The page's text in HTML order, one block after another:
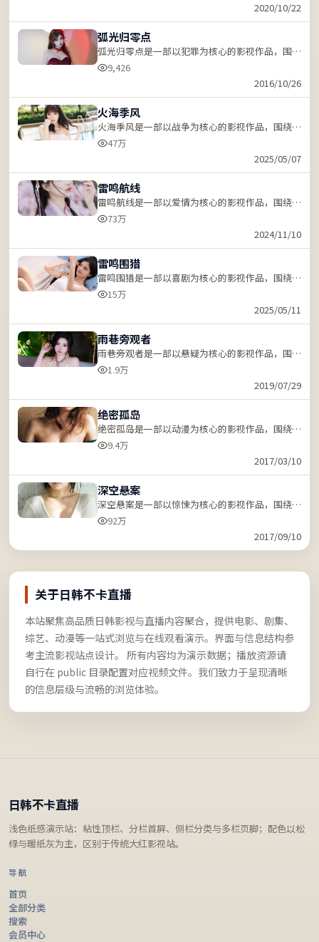
2020/10/22
弧光归零点
弧光归零点是一部以犯罪为核心的影视作品，围绕
危机、反转与人物成长展开，节奏紧凑，支持站内
9,426
2016/10/26
火海季风
火海季风是一部以战争为核心的影视作品，围绕危
机、反转与人物成长展开，节奏紧凑，支持站内关
47万
2025/05/07
雷鸣航线
雷鸣航线是一部以爱情为核心的影视作品，围绕危
机、反转与人物成长展开，节奏紧凑，支持站内关
73万
2024/11/10
雷鸣围猎
雷鸣围猎是一部以喜剧为核心的影视作品，围绕危
机、反转与人物成长展开，节奏紧凑，支持站内关
15万
2025/05/11
雨巷旁观者
雨巷旁观者是一部以悬疑为核心的影视作品，围绕
危机、反转与人物成长展开，节奏紧凑，支持站内
1.9万
2019/07/29
绝密孤岛
绝密孤岛是一部以动漫为核心的影视作品，围绕危
机、反转与人物成长展开，节奏紧凑，支持站内关
9.4万
2017/03/10
深空悬案
深空悬案是一部以惊悚为核心的影视作品，围绕危
机、反转与人物成长展开，节奏紧凑，支持站内关
92万
2017/09/10
关于日韩不卡直播
本站聚焦高品质日韩影视与直播内容聚合，提供电影、剧集、
综艺、动漫等一站式浏览与在线观看演示。界面与信息结构参
考主流影视站点设计。 所有内容均为演示数据；播放资源请
自行在 public 目录配置对应视频文件。我们致力于呈现清晰
的信息层级与流畅的浏览体验。
日韩不卡直播
浅色纸感演示站：粘性顶栏、分栏首屏、侧栏分类与多栏页脚；配色以松
绿与暖纸灰为主，区别于传统大红影视站。
导航
首页
全部分类
搜索
会员中心